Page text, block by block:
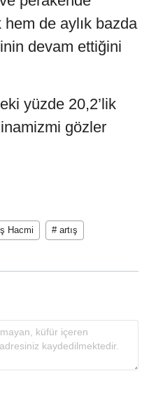
hem de aylık bazda
devam ettiğini
yüzde 20,2’lik
gözler
Hacmi # artış